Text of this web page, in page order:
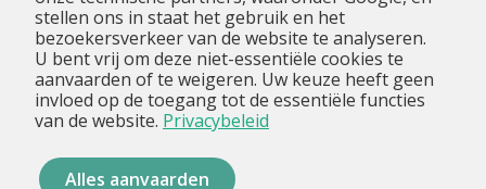
stellen ons in staat het gebruik en het
bezoekersverkeer van de website te analyseren.
U bent vrij om deze niet-essentiële cookies te
aanvaarden of te weigeren. Uw keuze heeft geen
invloed op de toegang tot de essentiële functies
van de website. Privacybeleid
Alles aanvaarden